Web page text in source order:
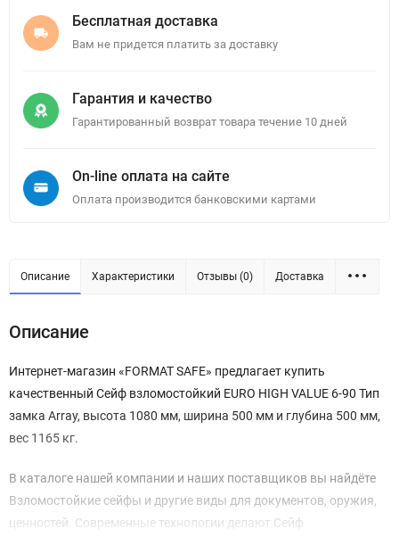
Бесплатная доставка
Вам не придется платить за доставку
Гарантия и качество
Гарантированный возврат товара течение 10 дней
On-line оплата на сайте
Оплата производится банковскими картами
Описание Характеристики Отзывы (0) Доставка
Описание
Интернет-магазин «FORMAT SAFE» предлагает купить
качественный Сейф взломостойкий EURO HIGH VALUE 6-90 Тип
замка Array, высота 1080 мм, ширина 500 мм и глубина 500 мм,
вес 1165 кг.
В каталоге нашей компании и наших поставщиков вы найдёте
Взломостойкие сейфы и другие виды для документов, оружия,
ценностей. Современные технологии делают Сейф